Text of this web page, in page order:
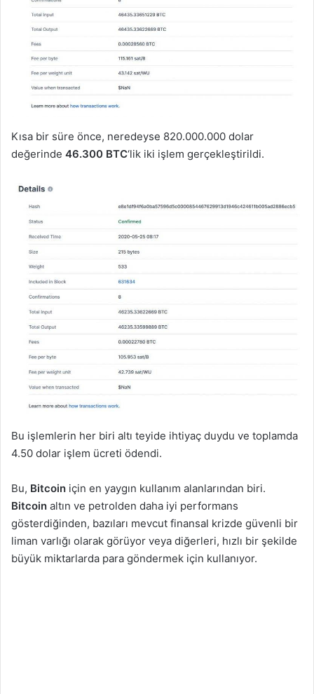
Kısa bir süre önce, neredeyse 820.000.000 dolar
değerinde 46.300 BTC‘lik iki işlem gerçekleştirildi.
Bu işlemlerin her biri altı teyide ihtiyaç duydu ve toplamda
4.50 dolar işlem ücreti ödendi.
Bu, Bitcoin için en yaygın kullanım alanlarından biri.
Bitcoin altın ve petrolden daha iyi performans
gösterdiğinden, bazıları mevcut finansal krizde güvenli bir
liman varlığı olarak görüyor veya diğerleri, hızlı bir şekilde
büyük miktarlarda para göndermek için kullanıyor.